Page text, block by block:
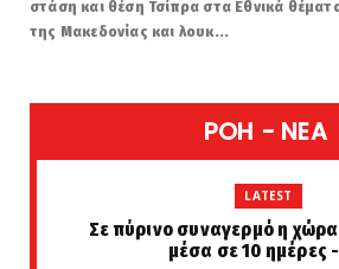
στάση και θέση Τσίπρα στα Εθνικά
της Μακεδονίας και λουκ...
POH - NEA
LATEST
Σε πύρινο συναγερμό η
μέσα σε 10 ημέρες